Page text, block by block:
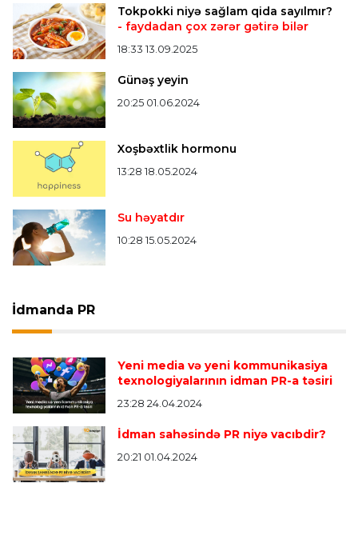
Bütün xəbərlər >>>Tokpokki niyə sağlam qida sayılmır?
- faydadan çox zərər gətirə bilər
18:33 13.09.2025
Günəş yeyin
20:25 01.06.2024
Xoşbəxtlik hormonu
13:28 18.05.2024
Su həyatdır
10:28 15.05.2024
İdmanda PR
Yeni media və yeni kommunikasiya
texnologiyalarının idman PR-a təsiri
23:28 24.04.2024
İdman sahəsində PR niyə vacıbdir?
20:21 01.04.2024